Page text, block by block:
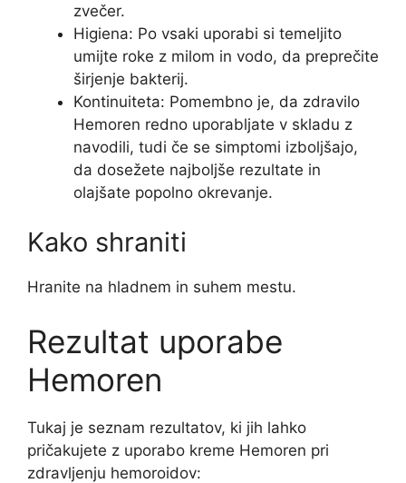
zvečer.
Higiena: Po vsaki uporabi si temeljito
umijte roke z milom in vodo, da preprečite
širjenje bakterij.
Kontinuiteta: Pomembno je, da zdravilo
Hemoren redno uporabljate v skladu z
navodili, tudi če se simptomi izboljšajo,
da dosežete najboljše rezultate in
olajšate popolno okrevanje.
Kako shraniti
Hranite na hladnem in suhem mestu.
Rezultat uporabe
Hemoren
Tukaj je seznam rezultatov, ki jih lahko
pričakujete z uporabo kreme Hemoren pri
zdravljenju hemoroidov: